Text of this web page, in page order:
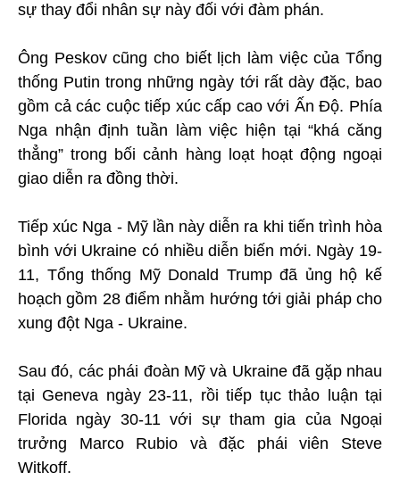
sự thay đổi nhân sự này đối với đàm phán.
Ông Peskov cũng cho biết lịch làm việc của Tổng
thống Putin trong những ngày tới rất dày đặc, bao
gồm cả các cuộc tiếp xúc cấp cao với Ấn Độ. Phía
Nga nhận định tuần làm việc hiện tại “khá căng
thẳng” trong bối cảnh hàng loạt hoạt động ngoại
giao diễn ra đồng thời.
Tiếp xúc Nga - Mỹ lần này diễn ra khi tiến trình hòa
bình với Ukraine có nhiều diễn biến mới. Ngày 19-
11, Tổng thống Mỹ Donald Trump đã ủng hộ kế
hoạch gồm 28 điểm nhằm hướng tới giải pháp cho
xung đột Nga - Ukraine.
Sau đó, các phái đoàn Mỹ và Ukraine đã gặp nhau
tại Geneva ngày 23-11, rồi tiếp tục thảo luận tại
Florida ngày 30-11 với sự tham gia của Ngoại
trưởng Marco Rubio và đặc phái viên Steve
Witkoff.